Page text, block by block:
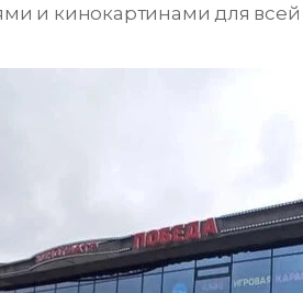
и кинокартинами для всей